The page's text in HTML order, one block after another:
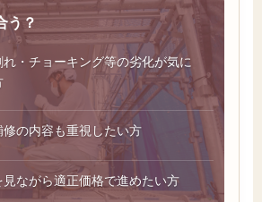
う？
れ・チョーキング等の劣化が気に
修の内容も重視したい方
見ながら適正価格で進めたい方